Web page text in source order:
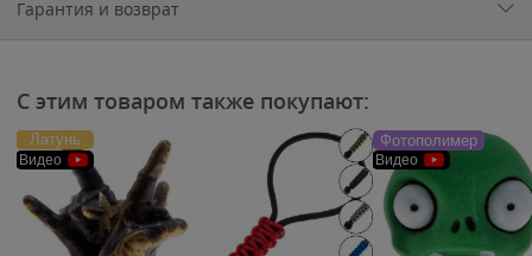
Гарантия и возврат
С этим товаром также покупают:
Латунь
Видео
Фотополимер
Видео